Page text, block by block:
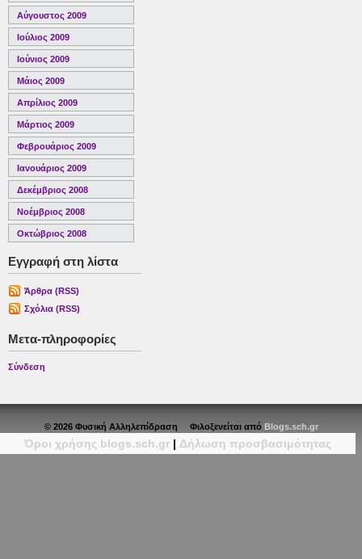
Αύγουστος 2009
Ιούλιος 2009
Ιούνιος 2009
Μάιος 2009
Απρίλιος 2009
Μάρτιος 2009
Φεβρουάριος 2009
Ιανουάριος 2009
Δεκέμβριος 2008
Νοέμβριος 2008
Οκτώβριος 2008
Εγγραφή στη λίστα
Άρθρα (RSS)
Σχόλια (RSS)
Μετα-πληροφορίες
Σύνδεση
© 2026 Φυσική Αλληλεπίδραση Φιλοξενείται από Blogs.sch.gr
Όροι χρήσης blogs.sch.gr | Δήλωση προσβασιμότητας